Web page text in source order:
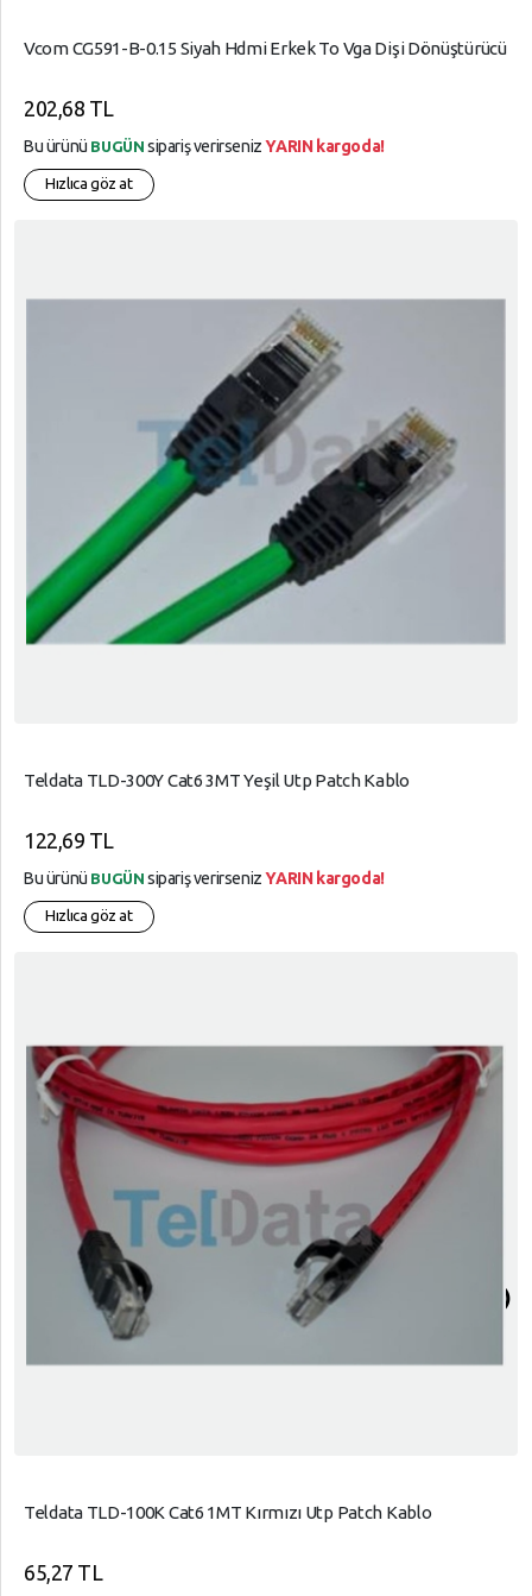
Vcom CG591-B-0.15 Siyah Hdmi Erkek To Vga Dişi Dönüştürücü
202,68 TL
Bu ürünü BUGÜN sipariş verirsenizYARIN kargoda!
Hızlıca göz at
Teldata TLD-300Y Cat6 3MT Yeşil Utp Patch Kablo
122,69 TL
Bu ürünü BUGÜN sipariş verirsenizYARIN kargoda!
Hızlıca göz at
Teldata TLD-100K Cat6 1MT Kırmızı Utp Patch Kablo
65,27 TL
arrow_circle_up